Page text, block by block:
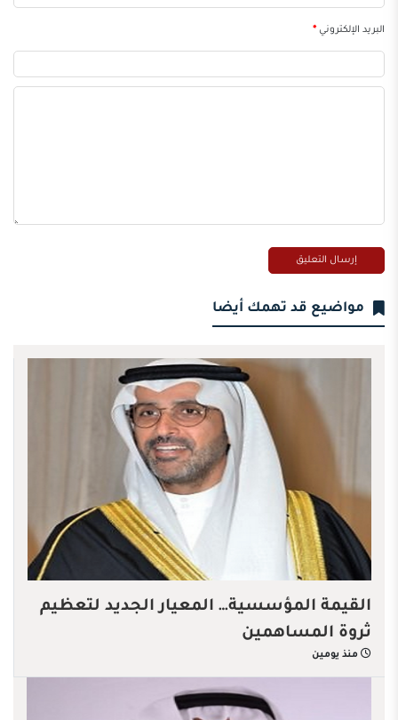
البريد الإلكتروني*
مواضيع قد تهمك أيضا
القيمة المؤسسية… المعيار الجديد لتعظيم
ثروة المساهمين
منذ يومين